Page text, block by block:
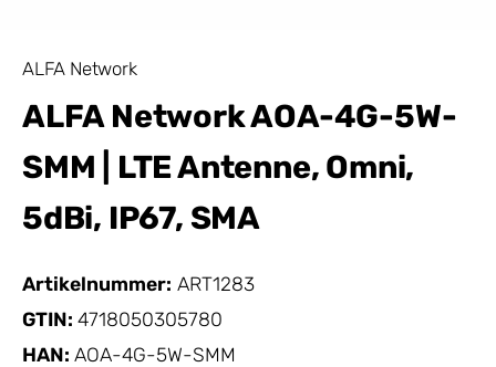
ALFA Network
ALFA Network AOA-4G-5W-
SMM | LTE Antenne, Omni,
5dBi, IP67, SMA
Artikelnummer: ART1283
GTIN: 4718050305780
HAN: AOA-4G-5W-SMM